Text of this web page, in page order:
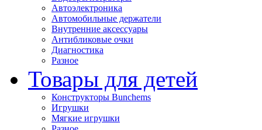
Автоэлектроника
Автомобильные держатели
Внутренние аксессуары
Антибликовые очки
Диагностика
Разное
Товары для детей
Конструкторы Bunchems
Игрушки
Мягкие игрушки